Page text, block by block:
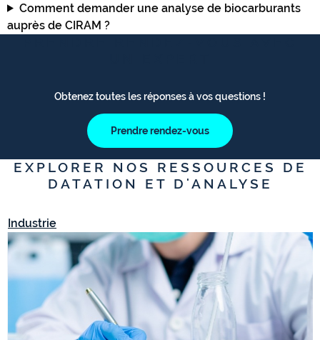
Comment demander une analyse de biocarburants
auprès de CIRAM ?
Obtenez toutes les réponses à vos questions !
Prendre rendez-vous
EXPLORER NOS RESSOURCES DE
DATATION ET D'ANALYSE
Industrie